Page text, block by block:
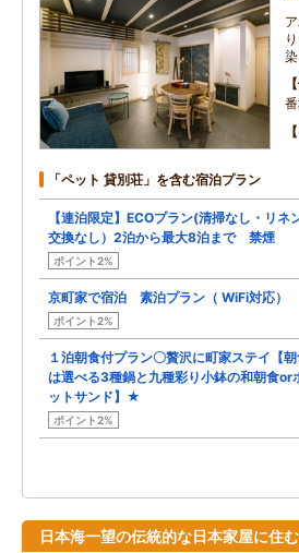
「ペット 貸別荘」を含む宿泊プラン
【連泊限定】ECOプラン(清掃なし・リネ
交換なし）2泊から最大8泊まで 禁煙
ポイント2%
京町家で宿泊 素泊プラン（ WiFi対応）
ポイント2%
１泊朝食付プラン〇贅沢に町家ステイ【
は選べる3種鍋と九種彩り小鉢の和朝食or
ットサンド】★
ポイント2%
日本海一望の伝統的な日本家屋に住む